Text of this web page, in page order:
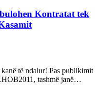
Kontratat tek
të ndalur! Pas publikimit
tashmë janë…